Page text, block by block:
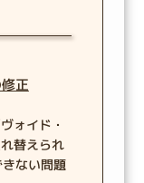
正
ォイド・
替えられ
ない問題